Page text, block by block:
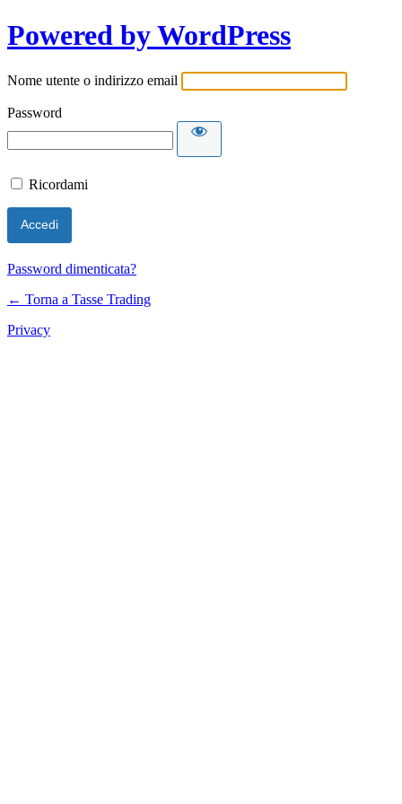
Powered by WordPress
Nome utente o indirizzo email
Password
Ricordami
Password dimenticata?
← Torna a Tasse Trading
Privacy